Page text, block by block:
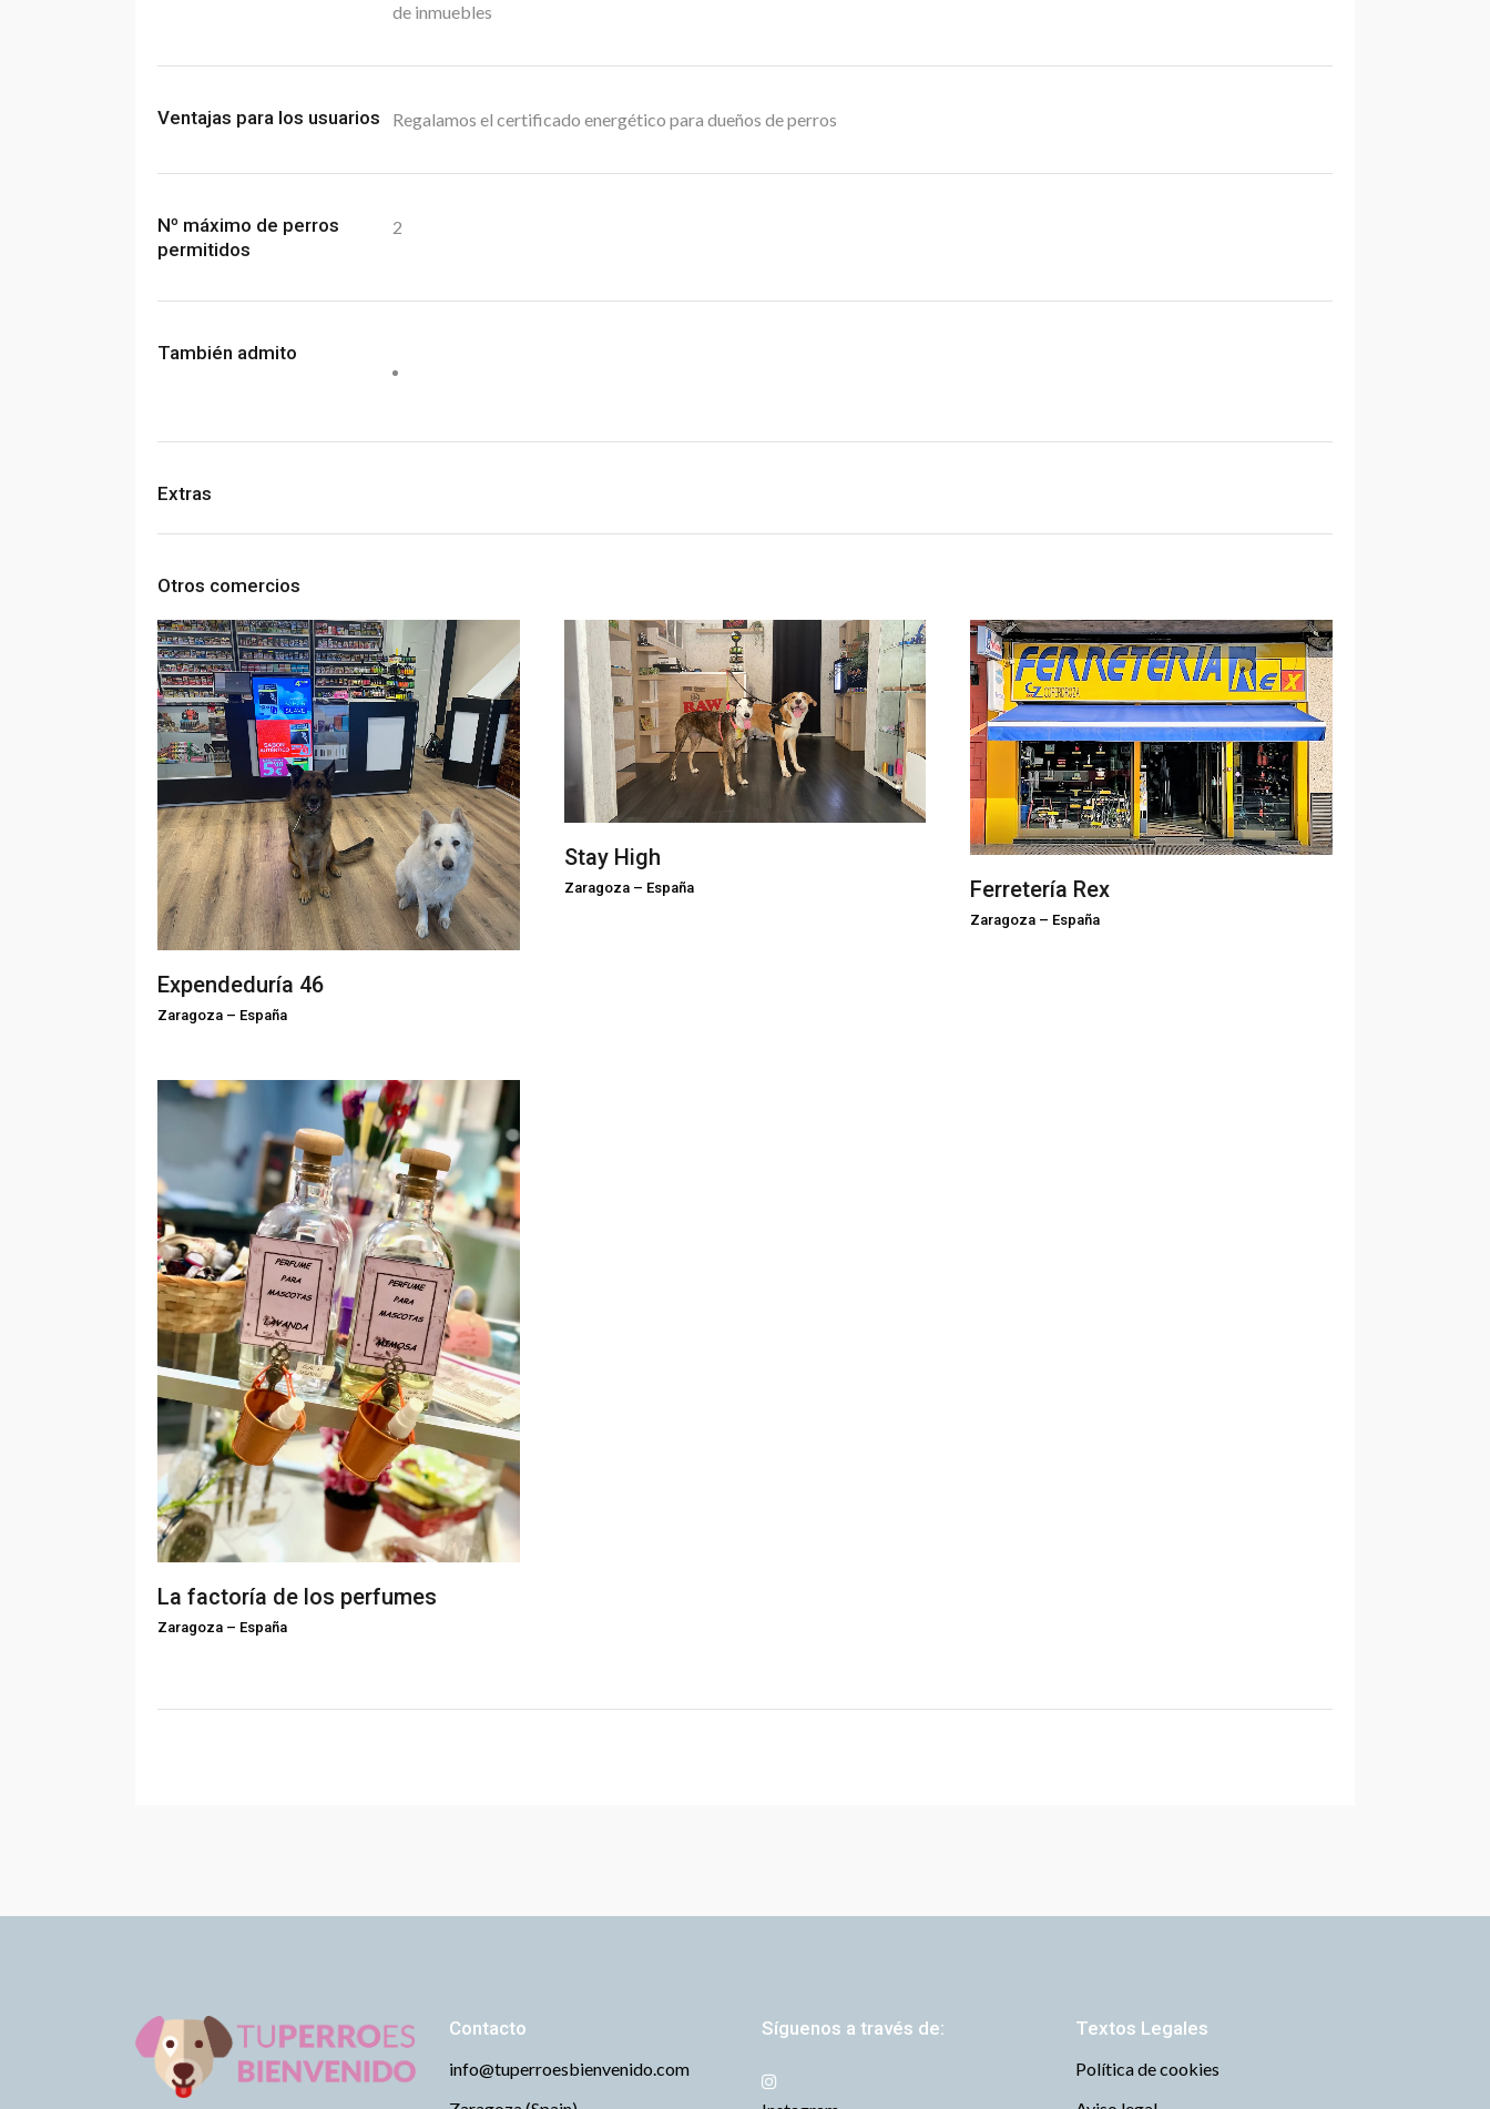
de inmuebles
Ventajas para los usuarios Regalamos el certificado energético para dueños de perros
Nº máximo de perros
permitidos
2
También admito
Extras
Otros comercios
Expendeduría 46
Zaragoza – España
Stay High
Zaragoza – España Ferretería Rex
Zaragoza – España
La factoría de los perfumes
Zaragoza – España
Contacto
info@tuperroesbienvenido.com
Síguenos a través de: Textos Legales
Política de cookies